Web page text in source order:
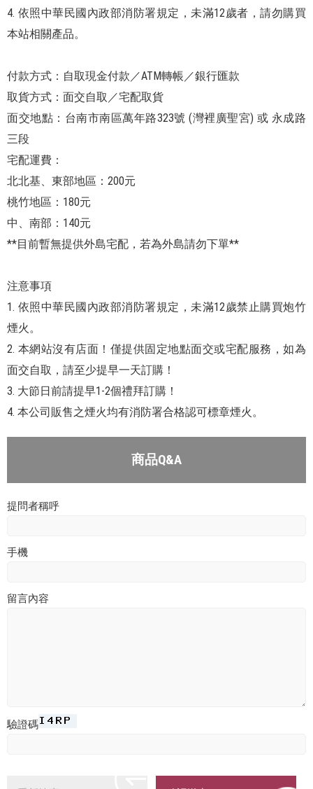
4. 依照中華民國內政部消防署規定，未滿12歲者，請勿購買
本站相關產品。
付款方式：自取現金付款／ATM轉帳／銀行匯款
取貨方式：面交自取／宅配取貨
面交地點：台南市南區萬年路323號 (灣裡廣聖宮) 或 永成路
三段
宅配運費：
北北基、東部地區：200元
桃竹地區：180元
中、南部：140元
**目前暫無提供外島宅配，若為外島請勿下單**
注意事項
1. 依照中華民國內政部消防署規定，未滿12歲禁止購買炮竹
煙火。
2. 本網站沒有店面！僅提供固定地點面交或宅配服務，如為
面交自取，請至少提早一天訂購！
3. 大節日前請提早1-2個禮拜訂購！
4. 本公司販售之煙火均有消防署合格認可標章煙火。
商品Q&A
提問者稱呼
手機
留言內容
驗證碼